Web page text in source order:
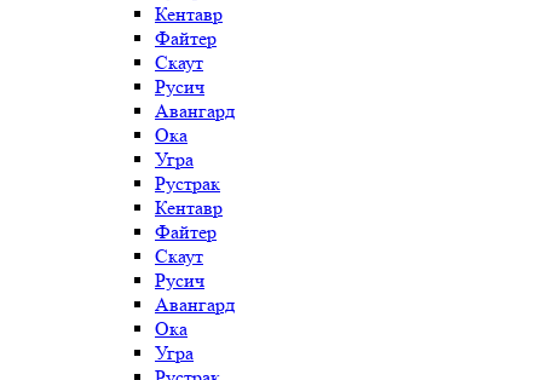
Кентавр
Файтер
Скаут
Русич
Авангард
Ока
Угра
Рустрак
Кентавр
Файтер
Скаут
Русич
Авангард
Ока
Угра